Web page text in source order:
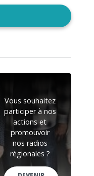
Vous souhaitez
participer à nos
actions et
promouvoir
nos radios
régionales ?